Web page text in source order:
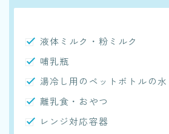
液体ミルク・粉ミルク
哺乳瓶
湯冷し用のペットボトルの水
離乳食・おやつ
レンジ対応容器